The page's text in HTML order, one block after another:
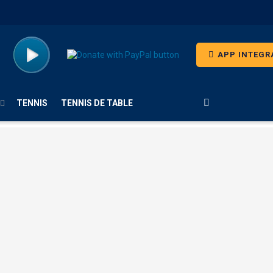
APP
TENNIS TENNIS DE TABLE